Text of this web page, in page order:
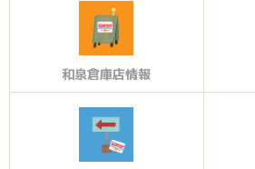
和泉倉庫店情報